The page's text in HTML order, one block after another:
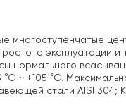
многоступенчатые
эксплуатации и
нормального
~ +105 °С.
стали AISI 304;